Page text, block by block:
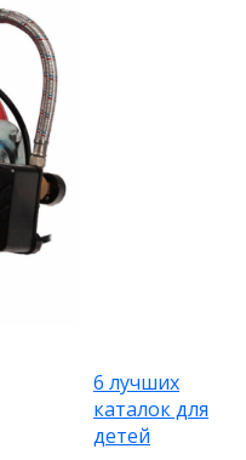
6 лучших
каталок для
детей